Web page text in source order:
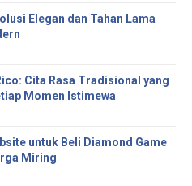
Elegan dan Tahan Lama
Cita Rasa Tradisional yang
Momen Istimewa
untuk Beli Diamond Game
Miring